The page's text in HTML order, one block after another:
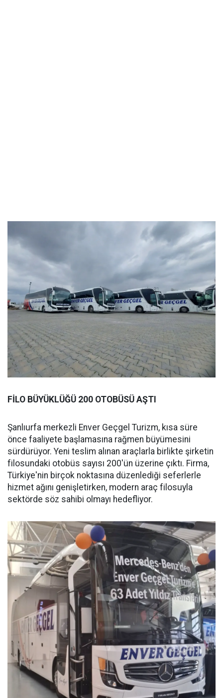
FİLO BÜYÜKLÜĞÜ 200 OTOBÜSÜ AŞTI
Şanlıurfa merkezli Enver Geçgel Turizm, kısa süre
önce faaliyete başlamasına rağmen büyümesini
sürdürüyor. Yeni teslim alınan araçlarla birlikte şirketin
filosundaki otobüs sayısı 200'ün üzerine çıktı. Firma,
Türkiye'nin birçok noktasına düzenlediği seferlerle
hizmet ağını genişletirken, modern araç filosuyla
sektörde söz sahibi olmayı hedefliyor.